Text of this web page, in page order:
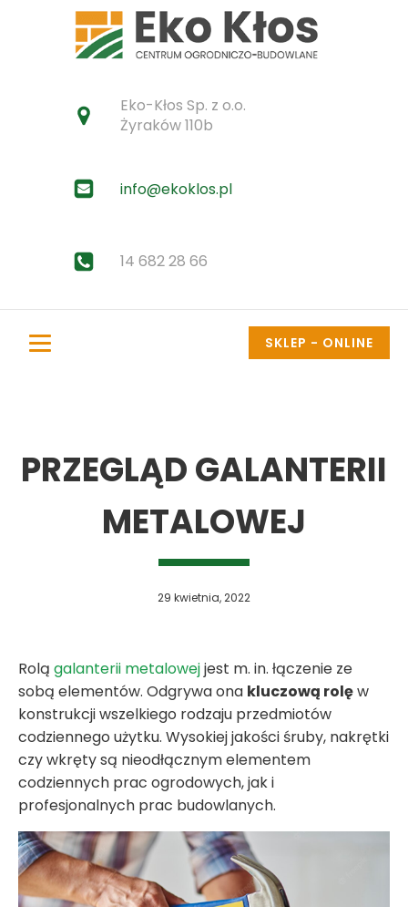
Eko-Kłos Sp. z o.o.
Żyraków 110b
info@ekoklos.pl
14 682 28 66
SKLEP - ONLINE
PRZEGLĄD GALANTERII
METALOWEJ
29 kwietnia, 2022
Rolą galanterii metalowejjest m. in. łączenie ze
sobą elementów. Odgrywa ona kluczową rolęw
konstrukcji wszelkiego rodzaju przedmiotów
codziennego użytku. Wysokiej jakości śruby, nakrętki
czy wkręty są nieodłącznym elementem
codziennych prac ogrodowych, jak i
profesjonalnych prac budowlanych.